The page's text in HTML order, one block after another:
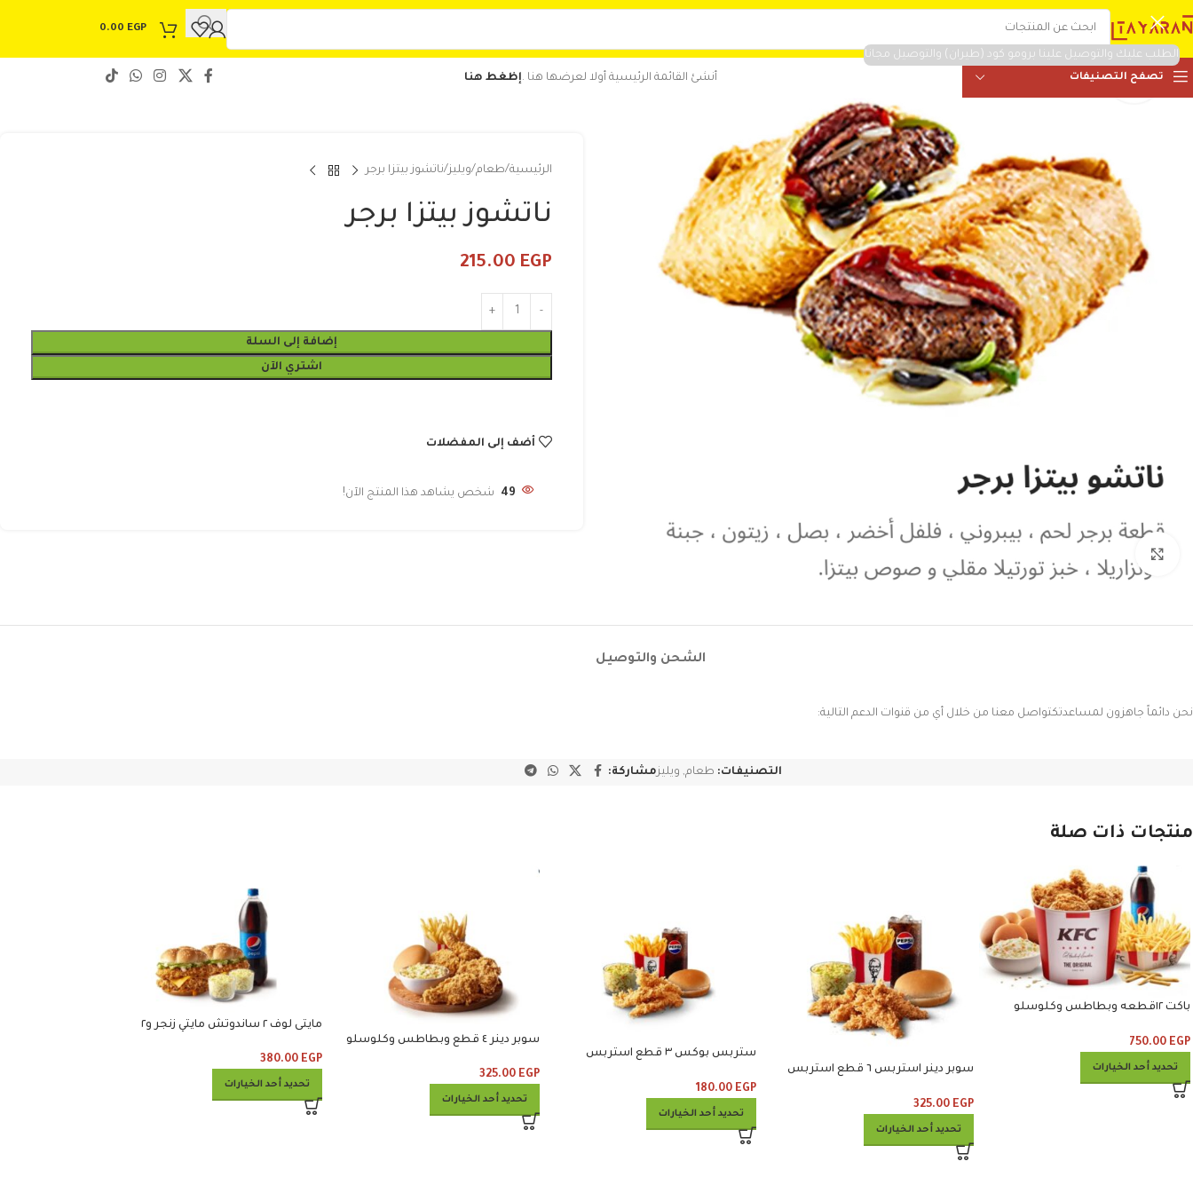
الطلب عليك والتوصيل علينا برومو كود (طيران) والتوصيل مجانا
0.00 EGP
تصفح التصنيفات أنشئ القائمة الرئيسية أولا لعرضها هنا .إظغط هنا
الرئيسية طعام ويليز ناتشوز بيتزا برجر
ناتشوز بيتزا برجر
215.00 EGP
إضافة إلى السلة
اشتري الآن
أضف إلى المفضلات
49 شخص يشاهد هذا المنتج الآن!
الشحن والتوصيل
نحن دائماً جاهزون لمساعدتكتواصل معنا من خلال أي من قنوات الدعم التالية:
التصنيفات: طعام, ويليزمشاركة:
منتجات ذات صلة
باكت ١٢قطعه وبطاطس وكلوسلو
750.00 EGP
تحديد أحد الخيارات
سوبر دينر استربس ٦ قطع استربس
325.00 EGP
تحديد أحد الخيارات
ستربس بوكس ٣ قطع استربس
180.00 EGP
تحديد أحد الخيارات
سوبر دينر ٤ قطع وبطاطس وكلوسلو
325.00 EGP
تحديد أحد الخيارات
مايتى لوف ٢ ساندوتش مايتي زنجر و٢
380.00 EGP
تحديد أحد الخيارات